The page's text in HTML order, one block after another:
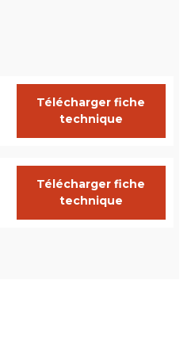
Télécharger fiche
technique
Télécharger fiche
technique